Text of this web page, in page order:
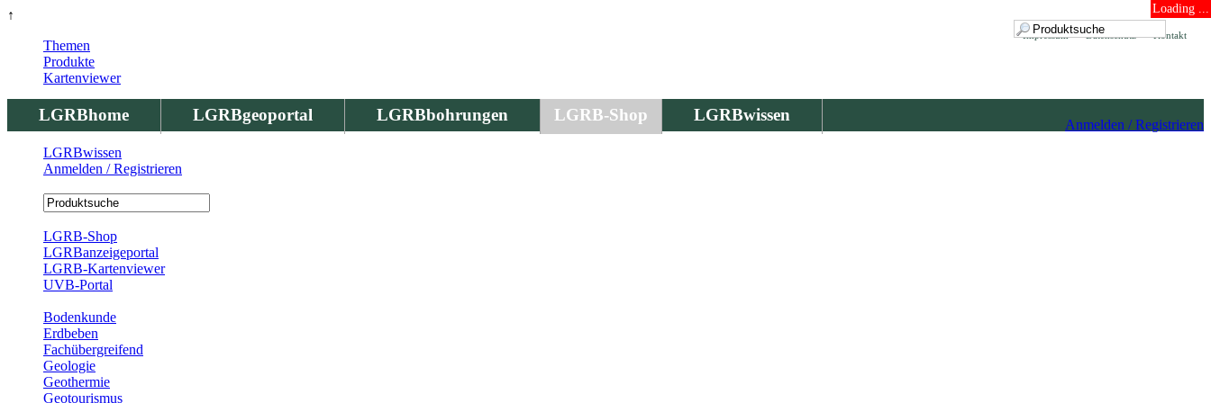
↑ Loading ...
Kontakt
Datenschutz
Impressum
LGRBhome LGRBgeoportal LGRBbohrungen LGRB-Shop LGRBwissen
Anmelden / Registrieren
Themen
Produkte
Kartenviewer
LGRBwissen
Anmelden / Registrieren
LGRB-Shop
LGRBanzeigeportal
LGRB-Kartenviewer
UVB-Portal
Bodenkunde
Erdbeben
Fachübergreifend
Geologie
Geothermie
Geotourismus